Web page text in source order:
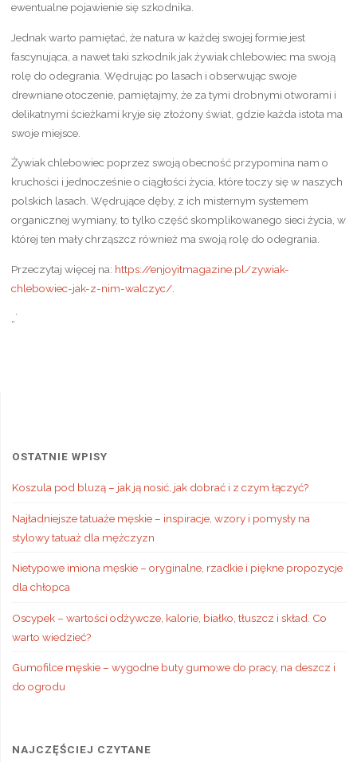
ewentualne pojawienie się szkodnika.
Jednak warto pamiętać, że natura w każdej swojej formie jest
fascynująca, a nawet taki szkodnik jak żywiak chlebowiec ma swoją
rolę do odegrania. Wędrując po lasach i obserwując swoje
drewniane otoczenie, pamiętajmy, że za tymi drobnymi otworami i
delikatnymi ścieżkami kryje się złożony świat, gdzie każda istota ma
swoje miejsce.
Żywiak chlebowiec poprzez swoją obecność przypomina nam o
kruchości i jednocześnie o ciągłości życia, które toczy się w naszych
polskich lasach. Wędrujące dęby, z ich misternym systemem
organicznej wymiany, to tylko część skomplikowanego sieci życia, w
której ten mały chrząszcz również ma swoją rolę do odegrania.
Przeczytaj więcej na: https://enjoyitmagazine.pl/zywiak-
chlebowiec-jak-z-nim-walczyc/.
„`
OSTATNIE WPISY
Koszula pod bluzą – jak ją nosić, jak dobrać i z czym łączyć?
Najładniejsze tatuaże męskie – inspiracje, wzory i pomysły na
stylowy tatuaż dla mężczyzn
Nietypowe imiona męskie – oryginalne, rzadkie i piękne propozycje
dla chłopca
Oscypek – wartości odżywcze, kalorie, białko, tłuszcz i skład. Co
warto wiedzieć?
Gumofilce męskie – wygodne buty gumowe do pracy, na deszcz i
do ogrodu
NAJCZĘŚCIEJ CZYTANE